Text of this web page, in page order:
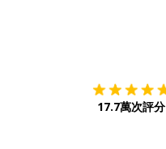
17.7萬次評分